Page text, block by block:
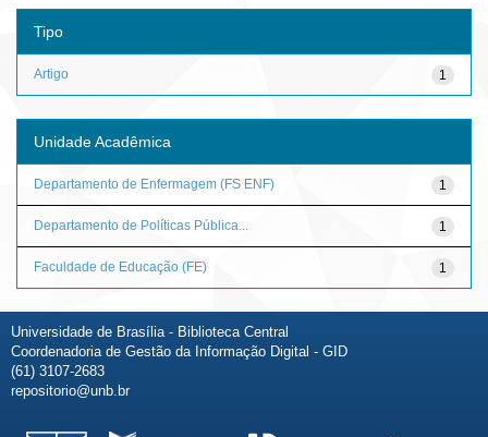
Tipo
1
Artigo
Unidade Acadêmica
1
Departamento de Enfermagem (FS ENF)
1
Departamento de Políticas Pública...
1
Faculdade de Educação (FE)
Universidade de Brasília - Biblioteca Central
Coordenadoria de Gestão da Informação Digital - GID
(61) 3107-2683
repositorio@unb.br